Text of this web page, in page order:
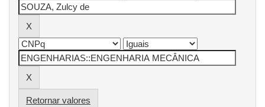
Retornar valores